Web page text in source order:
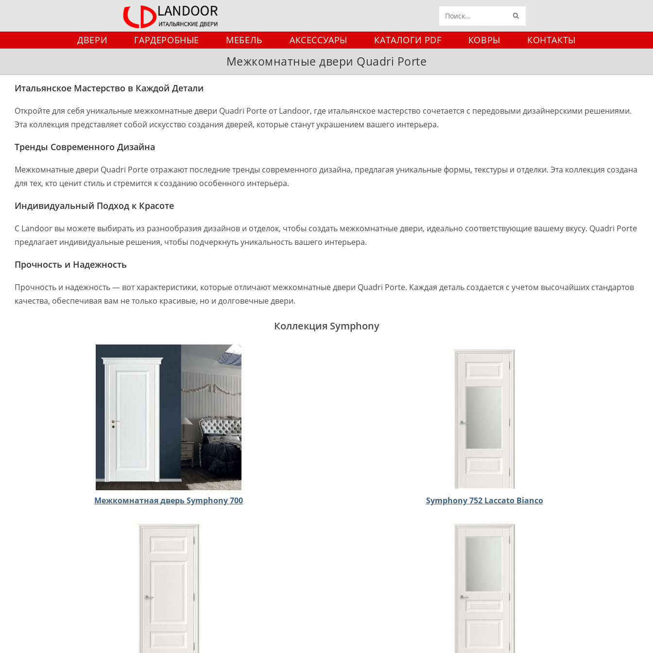
содержимому
Поиск
ДВЕРИ ГАРДЕРОБНЫЕ МЕБЕЛЬ АКСЕССУАРЫ КАТАЛОГИ PDF КОВРЫ КОНТАКТЫ
Межкомнатные двери Quadri Porte
Итальянское Мастерство в Каждой Детали
Откройте для себя уникальные межкомнатные двери Quadri Porte от Landoor, где итальянское мастерство сочетается с передовыми дизайнерскими решениями.
Эта коллекция представляет собой искусство создания дверей, которые станут украшением вашего интерьера.
Тренды Современного Дизайна
Межкомнатные двери Quadri Porte отражают последние тренды современного дизайна, предлагая уникальные формы, текстуры и отделки. Эта коллекция создана
для тех, кто ценит стиль и стремится к созданию особенного интерьера.
Индивидуальный Подход к Красоте
С Landoor вы можете выбирать из разнообразия дизайнов и отделок, чтобы создать межкомнатные двери, идеально соответствующие вашему вкусу. Quadri Porte
предлагает индивидуальные решения, чтобы подчеркнуть уникальность вашего интерьера.
Прочность и Надежность
Прочность и надежность — вот характеристики, которые отличают межкомнатные двери Quadri Porte. Каждая деталь создается с учетом высочайших стандартов
качества, обеспечивая вам не только красивые, но и долговечные двери.
Коллекция Symphony
Межкомнатная дверь Symphony 700 Symphony 752 Laccato Bianco